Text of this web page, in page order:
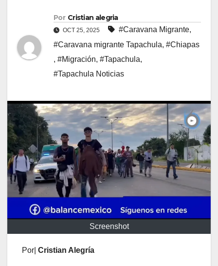
Por Cristian alegria
OCT 25, 2025 #Caravana Migrante,
#Caravana migrante Tapachula, #Chiapas
, #Migración, #Tapachula,
#Tapachula Noticias
Screenshot
Por| Cristian Alegría